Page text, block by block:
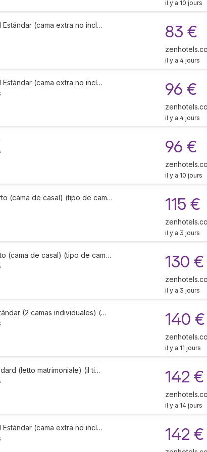
il y a 10 jours
(cama extra no incl… 83 €
il y a 4 jours
(cama extra no incl…
96 €
il y a 4 jours
96 €
il y a 10 jours
(cama de casal) (tipo de cam… 115 €
il y a 3 jours
(cama de casal) (tipo de cam…
130 €
il y a 3 jours
(2 camas individuales) (…
140 €
il y a 11 jours
(letto matrimoniale) (il ti…
142 €
il y a 14 jours
(cama extra no incl…
142 €